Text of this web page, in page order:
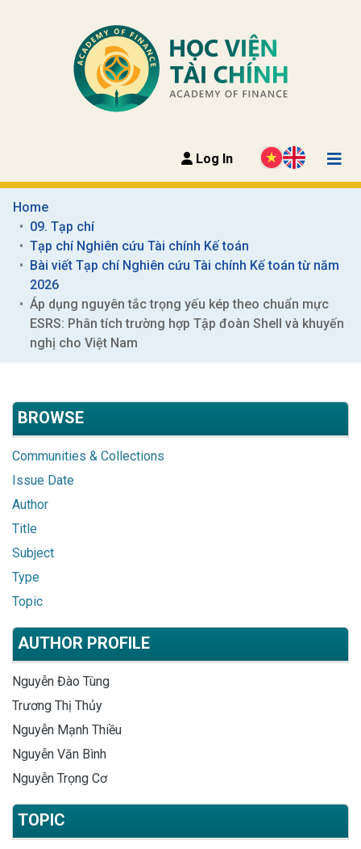
Log In
Home
09. Tạp chí
Tạp chí Nghiên cứu Tài chính Kế toán
Bài viết Tạp chí Nghiên cứu Tài chính Kế toán từ năm
2026
Áp dụng nguyên tắc trọng yếu kép theo chuẩn mực
ESRS: Phân tích trường hợp Tập đoàn Shell và khuyến
nghị cho Việt Nam
BROWSE
Communities & Collections
Issue Date
Author
Title
Subject
Type
Topic
AUTHOR PROFILE
Nguyễn Đào Tùng
Trương Thị Thủy
Nguyễn Mạnh Thiều
Nguyễn Văn Bình
Nguyễn Trọng Cơ
TOPIC